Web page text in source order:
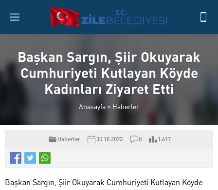
Başkan Sargın, Şiir Okuyarak
Cumhuriyeti Kutlayan Köyde
Kadınları Ziyaret Etti
Anasayfa » Haberler
Haberler 30.10.2023 0 1.617
Başkan Sargın, Şiir Okuyarak Cumhuriyeti Kutlayan Köyde